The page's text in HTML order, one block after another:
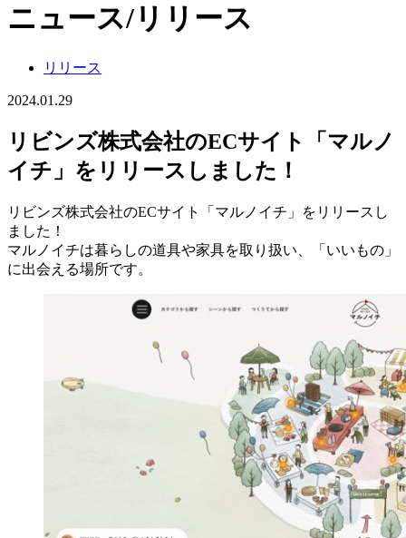
ニュース/リリース
リリース
2024.01.29
リビンズ株式会社のECサイト「マルノ
イチ」をリリースしました！
リビンズ株式会社のECサイト「マルノイチ」をリリースし
ました！
マルノイチは暮らしの道具や家具を取り扱い、「いいもの」
に出会える場所です。